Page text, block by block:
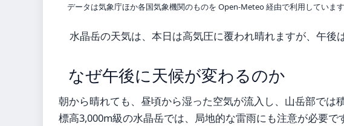
データは気象庁ほか各国気象機関のものを Open-Meteo 経由で利用しています
水晶岳の天気は、本日は高気圧に覆われ晴れますが、午後
なぜ午後に天候が変わるのか
朝から晴れても、昼頃から湿った空気が流入し、山岳部では
標高3,000m級の水晶岳では、局地的な雷雨にも注意が必要で